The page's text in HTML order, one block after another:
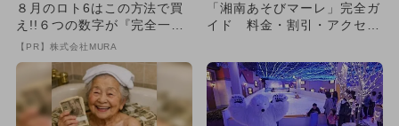
８月のロト6はこの方法で買
え!!６つの数字が『完全一
致』する方法
【PR】株式会社MURA
「湘南あそびマーレ」完全ガ
イド 料金・割引・アクセ